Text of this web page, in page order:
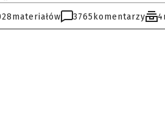
materiałów 3765 komentarzy 4